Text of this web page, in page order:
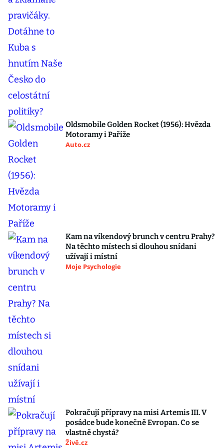
Oldsmobile Golden Rocket (1956): Hvězda
Motoramy i Paříže
Auto.cz
Kam na víkendový brunch v centru Prahy?
Na těchto místech si dlouhou snídani
užívají i místní
Moje Psychologie
Pokračují přípravy na misi Artemis III. V
posádce bude konečně Evropan. Co se
vlastně chystá?
Živě.cz